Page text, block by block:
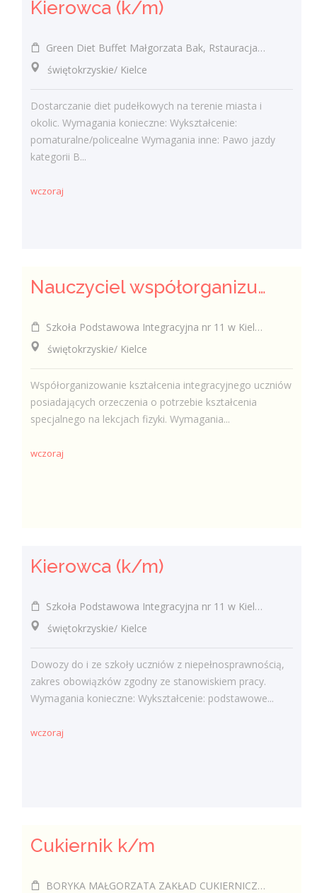
Kierowca (k/m)
Green Diet Buffet Małgorzata Bak, Rstauracja Silniczna
świętokrzyskie/ Kielce
Dostarczanie diet pudełkowych na terenie miasta i
okolic. Wymagania konieczne: Wykształcenie:
pomaturalne/policealne Wymagania inne: Pawo jazdy
kategorii B...
wczoraj
Nauczyciel współorganizujący kształcenie uczniów z niepełnosprawnościami (k/m)
Szkoła Podstawowa Integracyjna nr 11 w Kielcach
świętokrzyskie/ Kielce
Współorganizowanie kształcenia integracyjnego uczniów
posiadających orzeczenia o potrzebie kształcenia
specjalnego na lekcjach fizyki. Wymagania...
wczoraj
Kierowca (k/m)
Szkoła Podstawowa Integracyjna nr 11 w Kielcach
świętokrzyskie/ Kielce
Dowozy do i ze szkoły uczniów z niepełnosprawnością,
zakres obowiązków zgodny ze stanowiskiem pracy.
Wymagania konieczne: Wykształcenie: podstawowe...
wczoraj
Cukiernik k/m
BORYKA MAŁGORZATA ZAKŁAD CUKIERNICZY MAŁGOSIA